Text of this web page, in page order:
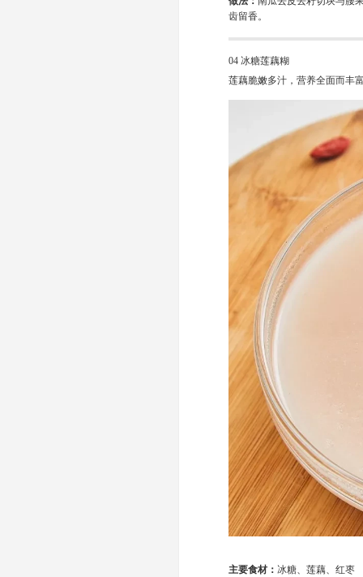
齿留香。
04 冰糖莲藕糊
莲藕脆嫩多汁，营养全面而丰
主要食材： 冰糖、莲藕、红枣